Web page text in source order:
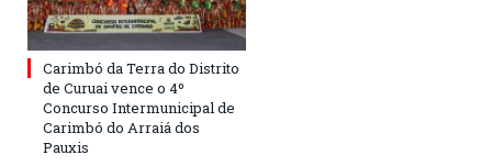
Carimbó da Terra do Distrito
de Curuai vence o 4º
Concurso Intermunicipal de
Carimbó do Arraiá dos
Pauxis